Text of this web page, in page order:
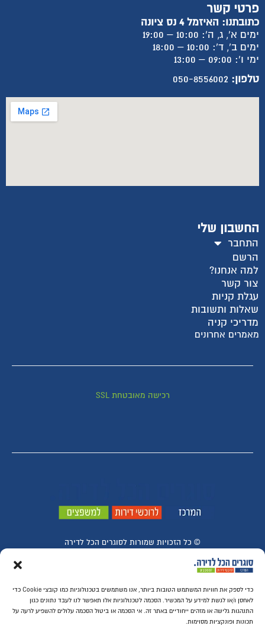
כדי לספק את חוויות המשתמש הטובות ביותר, אנו משתמשים בטכנולוגיות כמו קובצי Cookie כדי
לאחסן ו/או לגשת למידע על המכשיר. הסכמה לטכנולוגיות אלו תאפשר לנו לעבד נתונים כגון
התנהגות גלישה או מזהים ייחודיים באתר זה. אי הסכמה או ביטול הסכמה עלולים להשפיע לרעה על
תכונות ופונקציות מסוימות.
פרטי קשר
כתובתנו: האיזמל 4 נס ציונה
ימים א', ג, ה': 10:00 – 19:00
ימים ב', ד': 10:00 – 18:00
ימי ו': 09:00 – 13:00
טלפון: 050-8556002
החשבון שלי
התחבר
הרשם
למה אנחנו?
צור קשר
עגלת קניות
שאלות ותשובות
מדריכי קניה
מאמרים אחרונים
רכישה מאובטחת SSL
© ​כל הזכויות שמורות לסוגרים הכל לדירה